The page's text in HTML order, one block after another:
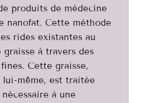
produits de médecine
nanofat. Cette méthode
rides existantes au
graisse à travers des
Cette graisse,
même, est traitée
à une